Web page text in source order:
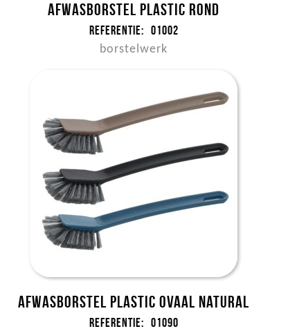
Afwasborstel plastic rond
Referentie: 01002
borstelwerk
Afwasborstel plastic ovaal NATURAL
Referentie: 01090